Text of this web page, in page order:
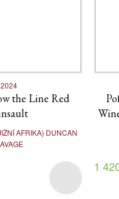
2024
the Line Red
AFRIKA) DUNCAN
1